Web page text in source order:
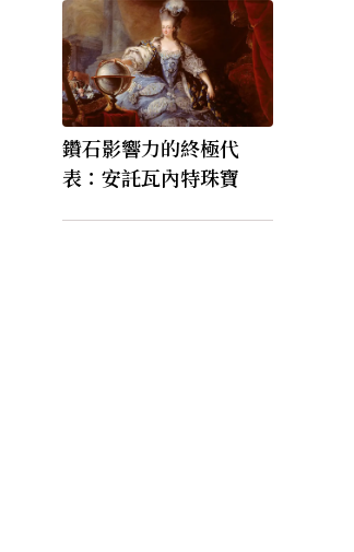
鑽石影響力的終極代
表：安託瓦內特珠寶